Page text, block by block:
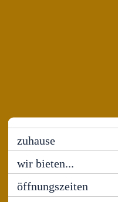
zuhause
wir bieten...
öffnungszeiten